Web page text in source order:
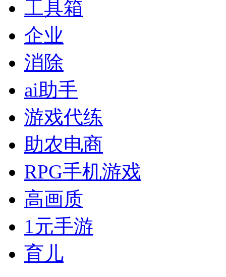
工具箱
企业
消除
ai助手
游戏代练
助农电商
RPG手机游戏
高画质
1元手游
育儿